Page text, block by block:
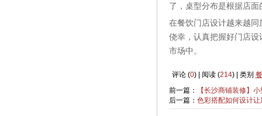
了，桌型分布是根据店
在餐饮门店设计越来越
侥幸，认真把握好门店
市场中。
评论 (0) | 阅读 (214) | 类别
前一篇：
【长沙商铺装修】
后一篇： 色彩搭配如何设计